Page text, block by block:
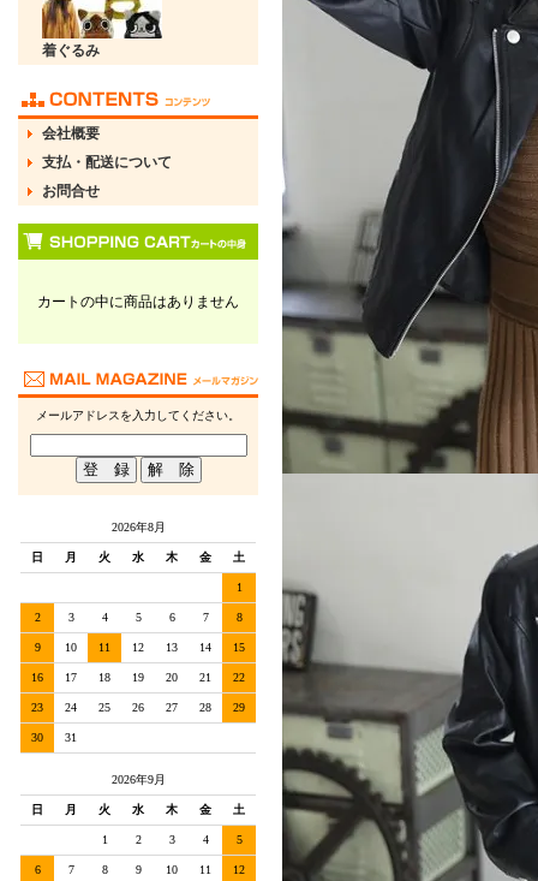
着ぐるみ
会社概要
支払・配送について
お問合せ
カートの中に商品はありません
メールアドレスを入力してください。
2026年8月
日 月 火 水 木 金 土
1
2 3 4 5 6 7 8
9 10 11 12 13 14 15
16 17 18 19 20 21 22
23 24 25 26 27 28 29
30 31
2026年9月
日 月 火 水 木 金 土
1 2 3 4 5
6 7 8 9 10 11 12